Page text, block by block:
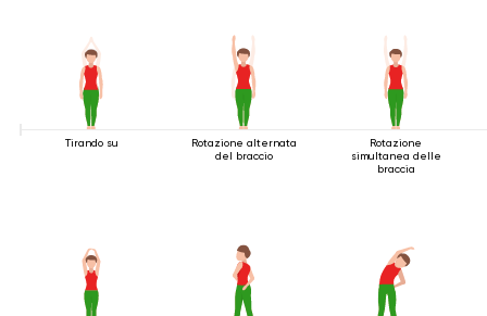
Tirando su
Rotazione alternata
del braccio
Rotazione
simultanea delle
braccia